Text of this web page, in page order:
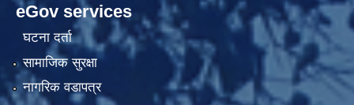
eGov services
घटना दर्ता
सामाजिक सुरक्षा
नागरिक वडापत्र